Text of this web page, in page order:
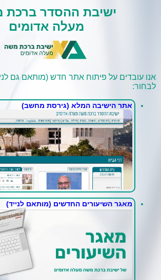
ישיבת ההסדר ברכת
מעלה אדומים
אנו עובדים על פיתוח אתר חדש (מותאם גם
לבחור:
אתר הישיבה המלא (גירסת מחשב)
מאגר השיעורים החדשים (מותאם לנייד)